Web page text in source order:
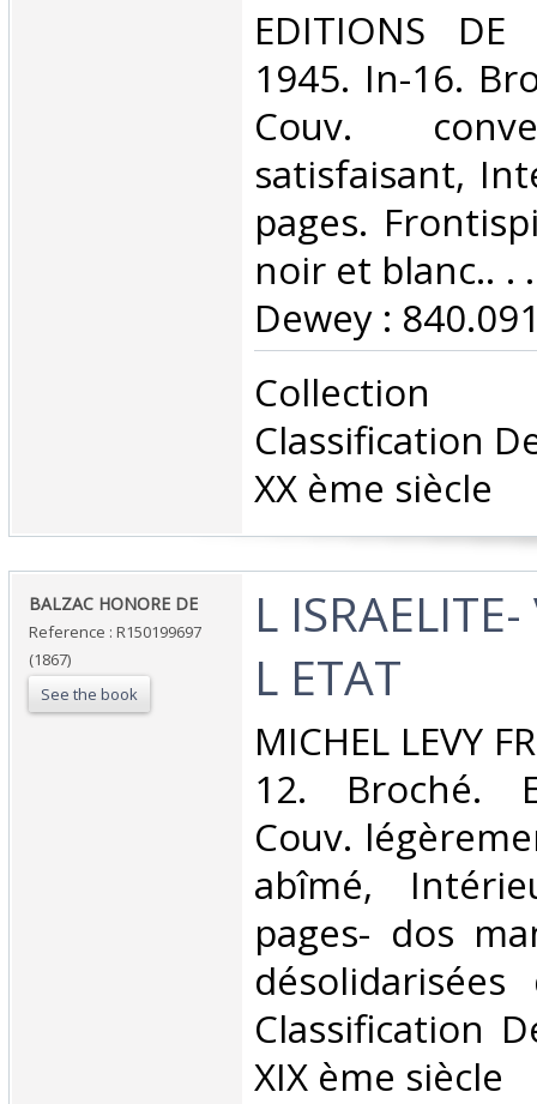
‎EDITIONS DE
1945. In-16.
Couv.
satisfaisant,
pages.
noir et blanc.. .
Dewey :
‎Collection
Classification
XX ème siècle‎
‎BALZAC HONORE DE‎
Reference : R150199697
(1867)
See the book
‎L
L ETAT‎
‎MICHEL LEVY
12. Broché.
Couv.
abîmé,
pages- dos
Classification
XIX ème siècle‎